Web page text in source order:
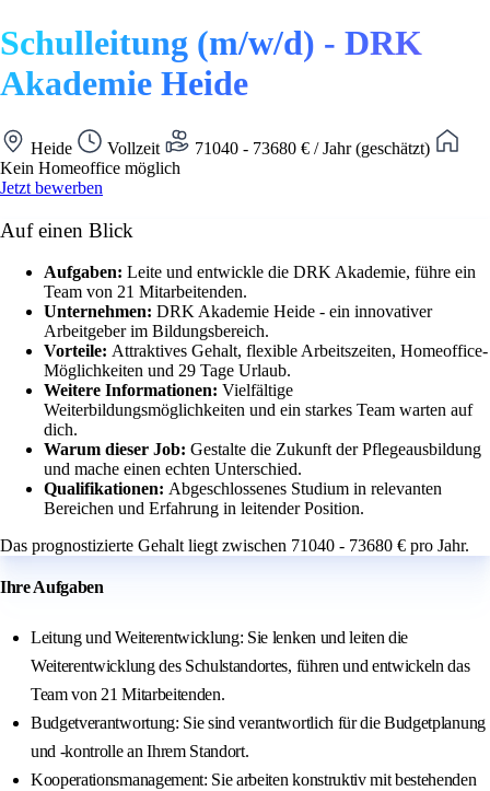
Schulleitung (m/w/d) - DRK
Akademie Heide
Heide Vollzeit
71040 - 73680 € / Jahr (geschätzt)
Kein Homeoffice möglich
Jetzt bewerben
Auf einen Blick
Aufgaben: Leite und entwickle die DRK Akademie, führe ein
Team von 21 Mitarbeitenden.
Unternehmen: DRK Akademie Heide - ein innovativer
Arbeitgeber im Bildungsbereich.
Vorteile: Attraktives Gehalt, flexible Arbeitszeiten, Homeoffice-
Möglichkeiten und 29 Tage Urlaub.
Weitere Informationen: Vielfältige
Weiterbildungsmöglichkeiten und ein starkes Team warten auf
dich.
Warum dieser Job: Gestalte die Zukunft der Pflegeausbildung
und mache einen echten Unterschied.
Qualifikationen: Abgeschlossenes Studium in relevanten
Bereichen und Erfahrung in leitender Position.
Das prognostizierte Gehalt liegt zwischen 71040 - 73680 € pro Jahr.
Ihre Aufgaben
Leitung und Weiterentwicklung: Sie lenken und leiten die
Weiterentwicklung des Schulstandortes, führen und entwickeln das
Team von 21 Mitarbeitenden.
Budgetverantwortung: Sie sind verantwortlich für die Budgetplanung
und -kontrolle an Ihrem Standort.
Kooperationsmanagement: Sie arbeiten konstruktiv mit bestehenden